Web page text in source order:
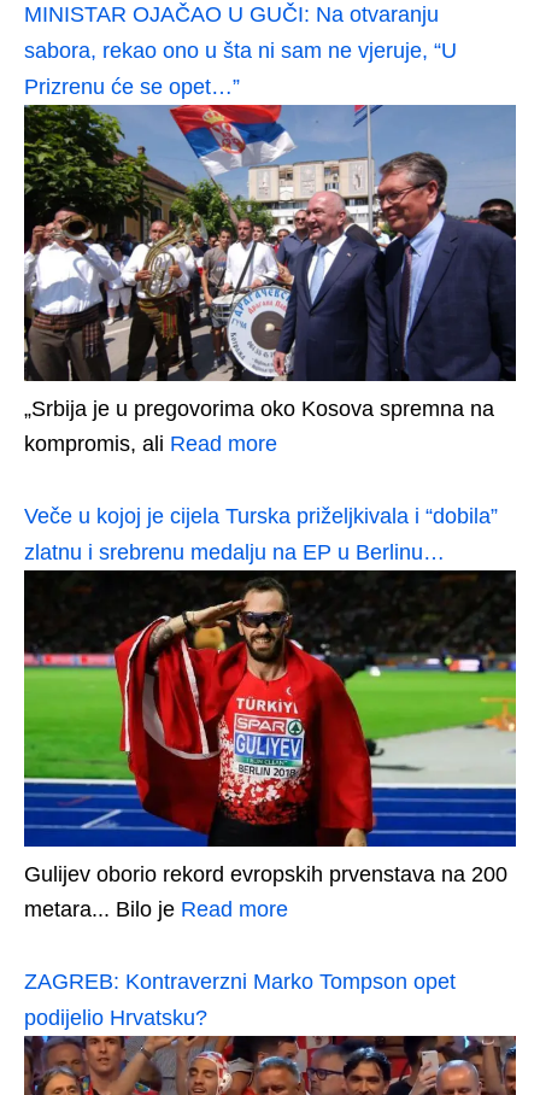
MINISTAR OJAČAO U GUČI: Na otvaranju
sabora, rekao ono u šta ni sam ne vjeruje, “U
Prizrenu će se opet…”
„Srbija je u pregovorima oko Kosova spremna na
kompromis, ali Read more
Veče u kojoj je cijela Turska priželjkivala i “dobila”
zlatnu i srebrenu medalju na EP u Berlinu…
Gulijev oborio rekord evropskih prvenstava na 200
metara... Bilo je Read more
ZAGREB: Kontraverzni Marko Tompson opet
podijelio Hrvatsku?